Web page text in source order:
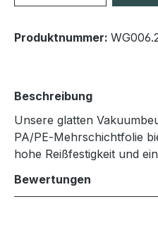
Produktnummer:
Beschreibung
Unsere glatten
PA/PE‑Mehrschichtfolie
hohe Reißfestigkeit und
Bewertungen